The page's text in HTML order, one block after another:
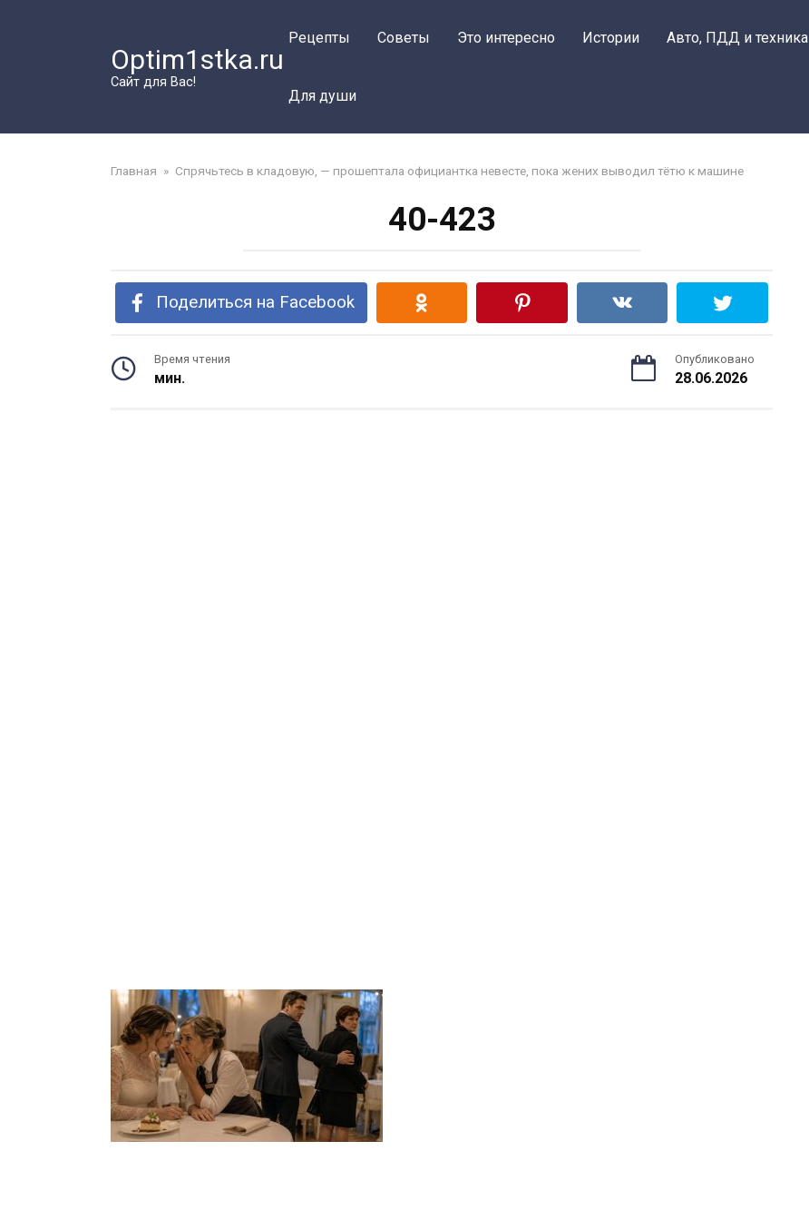
Optim1stka.ru
Сайт для Вас!
Рецепты Советы Это интересно Истории Авто, ПДД и техника
Для души
Главная » Спрячьтесь в кладовую, — прошептала официантка невесте, пока жених выводил тётю к машине
40-423
Поделиться на Facebook
Время чтения
мин.
Опубликовано
28.06.2026